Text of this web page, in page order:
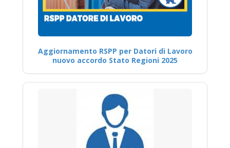
Aggiornamento RSPP per Datori di Lavoro
nuovo accordo Stato Regioni 2025